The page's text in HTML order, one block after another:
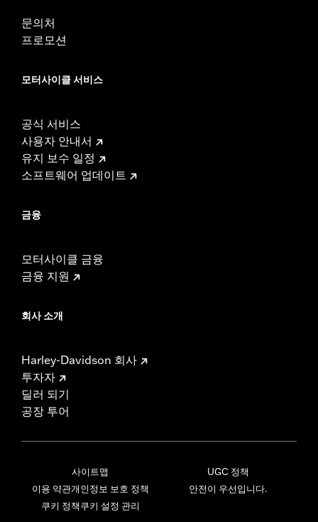
문의처
프로모션
모터사이클 서비스
공식 서비스
사용자 안내서
유지 보수 일정
소프트웨어 업데이트
금융
모터사이클 금융
금융 지원
회사 소개
Harley-Davidson 회사
투자자
딜러 되기
공장 투어
사이트맵
이용 약관개인정보 보호 정책
쿠키 정책쿠키 설정 관리
UGC 정책
안전이 우선입니다.